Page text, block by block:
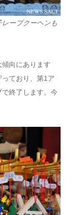
ープクーヘンも
向にあります
ており、第1ア
終了します。今